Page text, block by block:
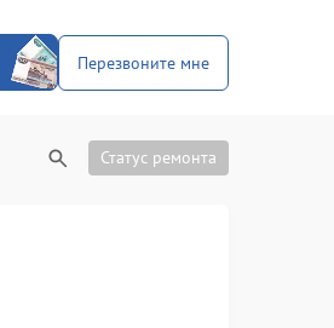
Перезвоните мне
Статус ремонта